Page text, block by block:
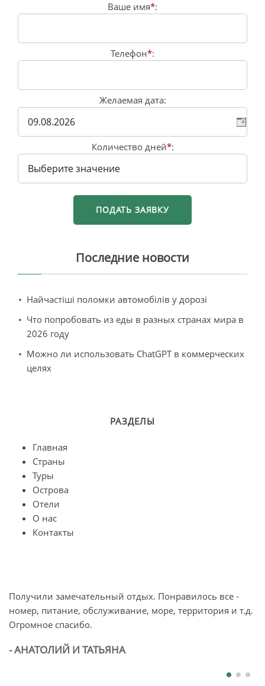
Ваше имя*:
Телефон*:
Желаемая дата:
Количество дней*:
Последние новости
Найчастіші поломки автомобілів у дорозі
Что попробовать из еды в разных странах мира в
2026 году
Можно ли использовать ChatGPT в коммерческих
целях
РАЗДЕЛЫ
Главная
Страны
Туры
Острова
Отели
О нас
Контакты
Получили замечательный отдых. Понравилось все -
номер, питание, обслуживание, море, территория и т.д.
Огромное спасибо.
- АНАТОЛИЙ И ТАТЬЯНА